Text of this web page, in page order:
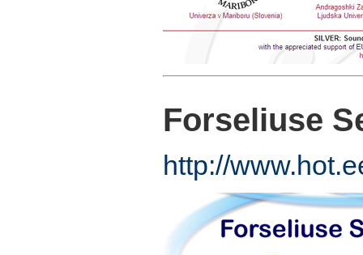
Forseliuse
http://